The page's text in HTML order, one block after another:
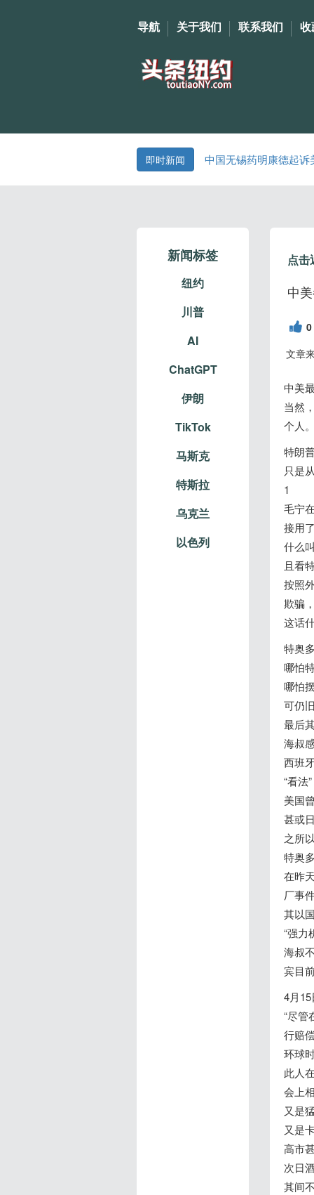
导航 关于我们 联系我们 收
即时新闻 中国无锡药明康德起
新闻标签
纽约
川普
AI
ChatGPT
伊朗
TikTok
马斯克
特斯拉
乌克兰
以色列
点击
中
0
文章
中美
当然
个人
特朗
只是
1
毛宁
接用
什么
且看
按照
欺骗
这话
特奥
哪怕
哪怕
可仍
最后
海叔
西班
“看法
美国
甚或
之所
特奥
在昨
厂事
其以
“强力
海叔
宾目
4月
“尽管
行赔
环球
此人
会上
又是
又是
高市
次日
其间